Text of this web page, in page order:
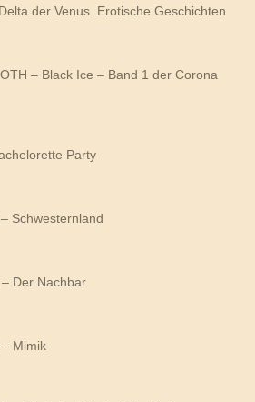
der Venus. Erotische Geschichten
– Black Ice – Band 1 der Corona
Party
Schwesternland
Der Nachbar
Mimik